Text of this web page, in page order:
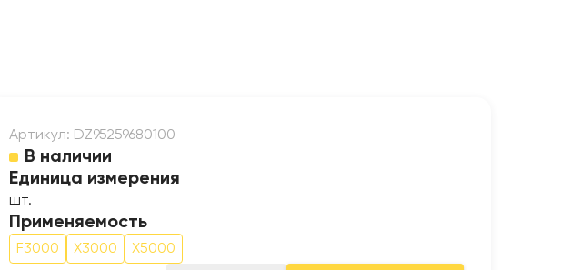
Артикул: DZ95259680100
В наличии
Единица измерения
шт.
Применяемость
F3000 X3000 X5000